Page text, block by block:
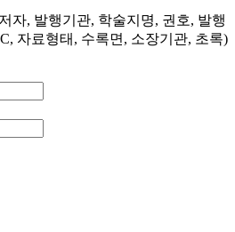
자, 발행기관, 학술지명, 권호, 발행
자료형태, 수록면, 소장기관, 초록)